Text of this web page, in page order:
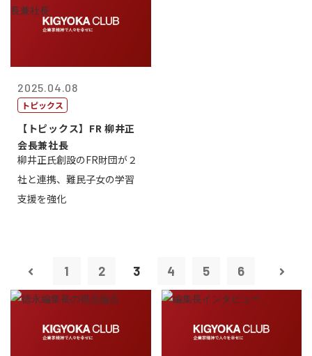
2025.04.08
トピックス
【トピックス】FR 柳井正
会長兼社長
柳井正氏創設のFR財団が２
社と連携、難民子女の学習
支援を強化
1 2 3 4 5 6